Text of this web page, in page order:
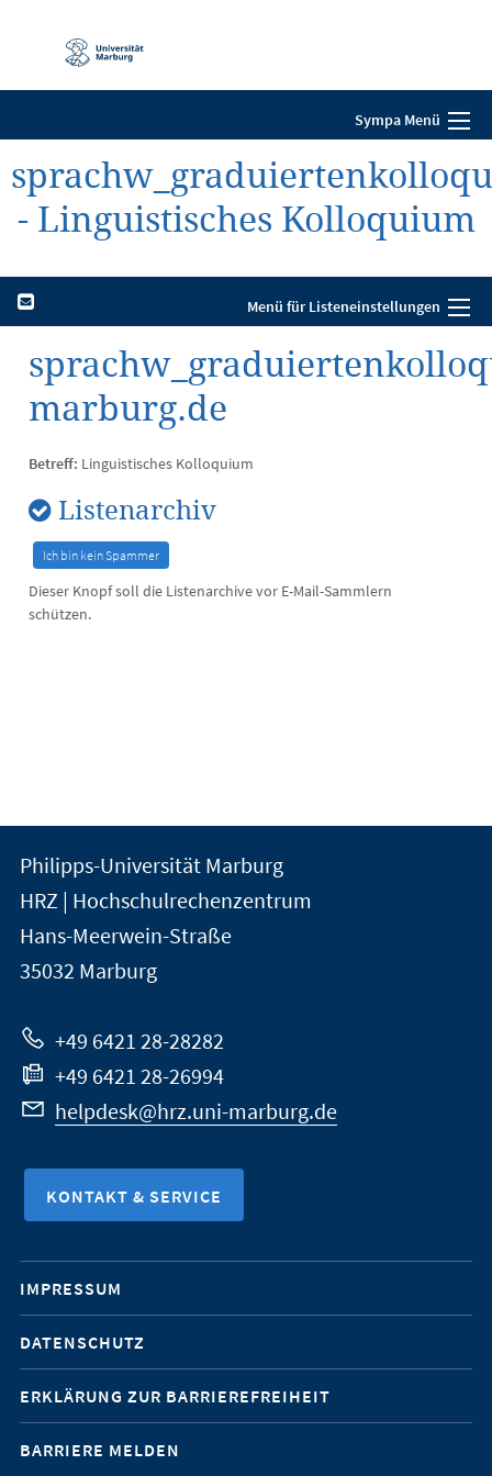
Navigation
Sympa Menü
- Linguistisches Kolloquium
Menü für Listeneinstellungen
marburg.de
Betreff: Linguistisches Kolloquium
Listenarchiv
Dieser Knopf soll die Listenarchive vor E-Mail-Sammlern
schützen.
Kontakt
und
Informationen
zur
Website
der
Universität
Marburg
Philipps-Universität Marburg
HRZ | Hochschulrechenzentrum
Hans-Meerwein-Straße
35032 Marburg
+49 6421 28-28282
+49 6421 28-26994
helpdesk@hrz.uni-marburg.de
KONTAKT & SERVICE
Mobile-
Service-
Navigation
IMPRESSUM
DATENSCHUTZ
ERKLÄRUNG ZUR BARRIEREFREIHEIT
BARRIERE MELDEN